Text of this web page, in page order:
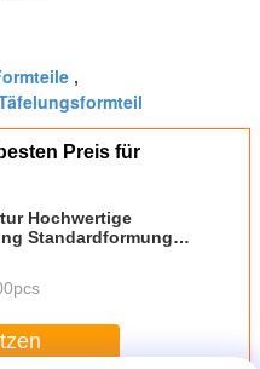
,
Preis für
Hochwertige
Standardformung